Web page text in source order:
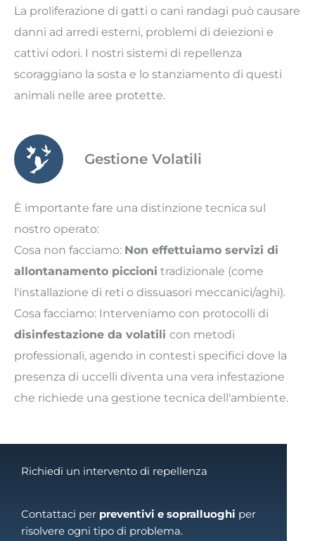
La proliferazione di gatti o cani randagi può causare
danni ad arredi esterni, problemi di deiezioni e
cattivi odori. I nostri sistemi di repellenza
scoraggiano la sosta e lo stanziamento di questi
animali nelle aree protette.
Gestione Volatili
È importante fare una distinzione tecnica sul
nostro operato:
Cosa non facciamo: Non effettuiamo servizi di
allontanamento piccioni tradizionale (come
l'installazione di reti o dissuasori meccanici/aghi).
Cosa facciamo: Interveniamo con protocolli di
disinfestazione da volatili con metodi
professionali, agendo in contesti specifici dove la
presenza di uccelli diventa una vera infestazione
che richiede una gestione tecnica dell'ambiente.
Richiedi un intervento di repellenza
Contattaci per preventivi e sopralluoghi per
risolvere ogni tipo di problema.